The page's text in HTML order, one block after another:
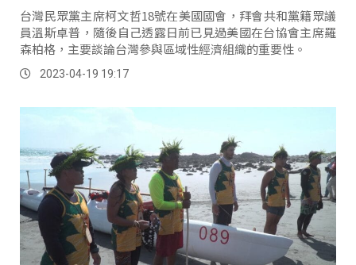
台灣民眾黨主席柯文哲18號在美國國會，拜會共和黨籍眾議
員溫斯卓普，隨後自己透露日前已見過美國在台協會主席羅
森柏格，主要談論台灣參與區域性經濟組織的重要性。
2023-04-19 19:17